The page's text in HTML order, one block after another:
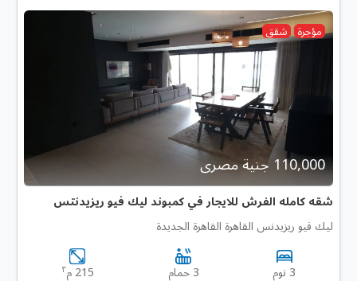
مؤجرة شقق
110,000 جنية مصرى
شقه كامله الفرش للايجار في كمبوند ليك فيو ريزيدنتس
ليك فيو ريزيدنس القاهرة القاهرة الجديدة
3 نوم 3 حمام 215 م ٢